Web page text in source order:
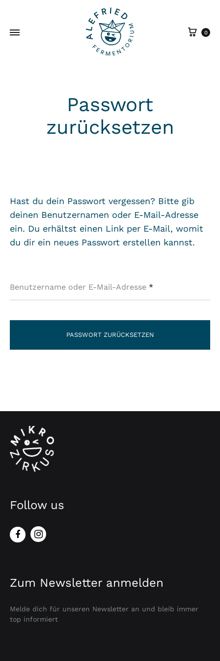
0
Passwort
zurücksetzen
Hast du dein Passwort vergessen? Bitte gib
deinen Benutzernamen oder E-Mail-Adresse
ein. Du erhältst einen Link per E-Mail, womit
du dir ein neues Passwort erstellen kannst.
Benutzername oder E-Mail-Adresse *Erforderlich
PASSWORT ZURÜCKSETZEN
Follow us
Zum Newsletter anmelden
Melde dich für unseren Newsletter an und bleib immer
top informiert